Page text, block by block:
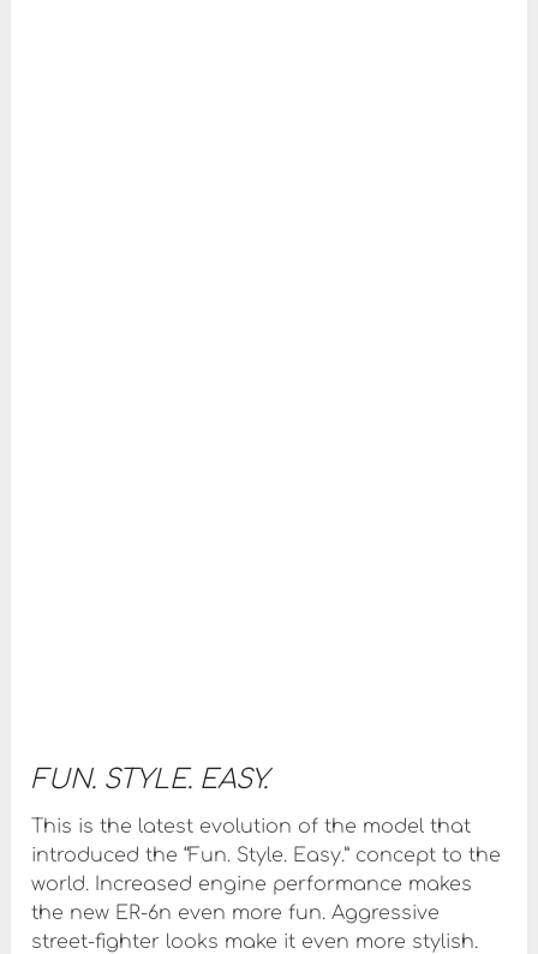
FUN. STYLE. EASY.
This is the latest evolution of the model that
introduced the “Fun. Style. Easy.” concept to the
world. Increased engine performance makes
the new ER-6n even more fun. Aggressive
street-fighter looks make it even more stylish.